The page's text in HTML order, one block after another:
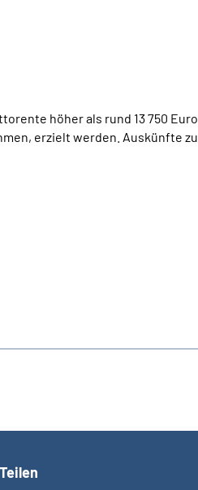
höher als rund 13 750 Euro
erzielt werden. Auskünfte zu